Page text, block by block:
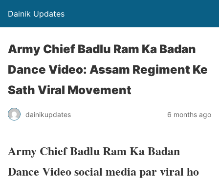
Dainik Updates
Army Chief Badlu Ram Ka Badan
Dance Video: Assam Regiment Ke
Sath Viral Movement
dainikupdates 6 months ago
Army Chief Badlu Ram Ka Badan
Dance Video social media par viral ho